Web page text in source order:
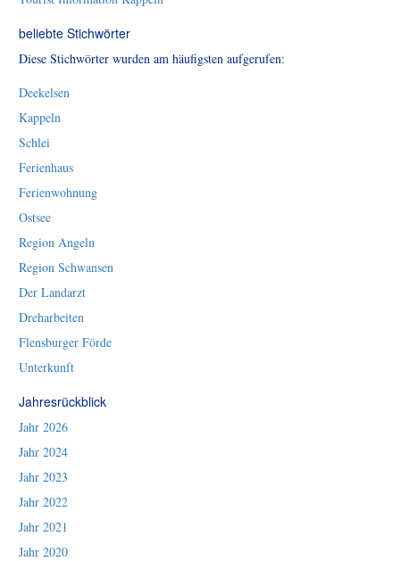
beliebte Stichwörter
Diese Stichwörter wurden am häufigsten aufgerufen:
Deekelsen
Kappeln
Schlei
Ferienhaus
Ferienwohnung
Ostsee
Region Angeln
Region Schwansen
Der Landarzt
Dreharbeiten
Flensburger Förde
Unterkunft
Jahresrückblick
Jahr 2026
Jahr 2024
Jahr 2023
Jahr 2022
Jahr 2021
Jahr 2020